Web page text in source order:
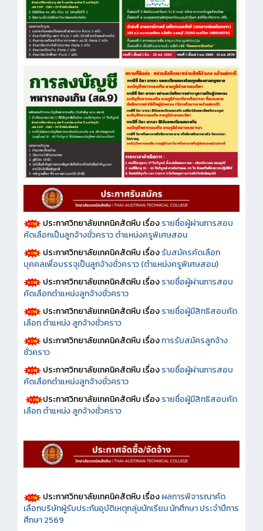
ประกาศวิทยาลัยเทคนิคสัตหีบ เรื่องรายชื่อผู้ผ่านการสอบ
คัดเลือกเป็นลูกจ้างชั่วคราว ตำแหน่งครูพิเศษสอน
ประกาศวิทยาลัยเทคนิคสัตหีบ เรื่องรับสมัครคัดเลือก
บุคคลเพื่อบรรจุเป็นลูกจ้างชั่วคราว (ตำแหน่งครูพิเศษสอน)
ประกาศวิทยาลัยเทคนิคสัตหีบ เรื่องรายชื่อผู้ผ่านการสอบ
คัดเลือกตำแหน่งลูกจ้างชั่วคราว
ประกาศวิทยาลัยเทคนิคสัตหีบ เรื่องรายชื่อผู้มีสิทธิสอบคัด
เลือก ตำแหน่ง ลูกจ้างชั่วคราว
ประกาศวิทยาลัยเทคนิคสัตหีบ เรื่องการรับสมัครลูกจ้าง
ชั่วคราว
ประกาศวิทยาลัยเทคนิคสัตหีบ เรื่องรายชื่อผู้ผ่านการสอบ
คัดเลือกตำแหน่งลูกจ้างชั่วคราว
ประกาศวิทยาลัยเทคนิคสัตหีบ เรื่องรายชื่อผู้มีสิทธิสอบคัด
เลือก ตำแหน่ง ลูกจ้างชั่วคราว
ประกาศวิทยาลัยเทคนิคสัตหีบ เรื่องผลการพิจารณาคัด
เลือกบริษัทผู้รับประกันอุบัติเหตุกลุ่มนักเรียน นักศึกษา ประจำปีการ
ศึกษา 2569